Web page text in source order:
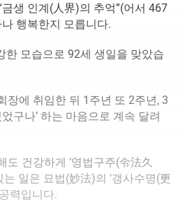
생 인계(人界)의 추억”(어서 467
행복한지 모릅니다.
한 모습으로 92세 생일을 맞았습
장에 취임한 뒤 1주년 또 2주년, 3
구나’ 하는 마음으로 계속 달려
도 건강하게 ‘영법구주(令法久
일은 묘법(妙法)의 ‘갱사수명(更
력입니다.